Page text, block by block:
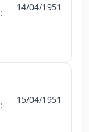
14/04/1951
15/04/1951